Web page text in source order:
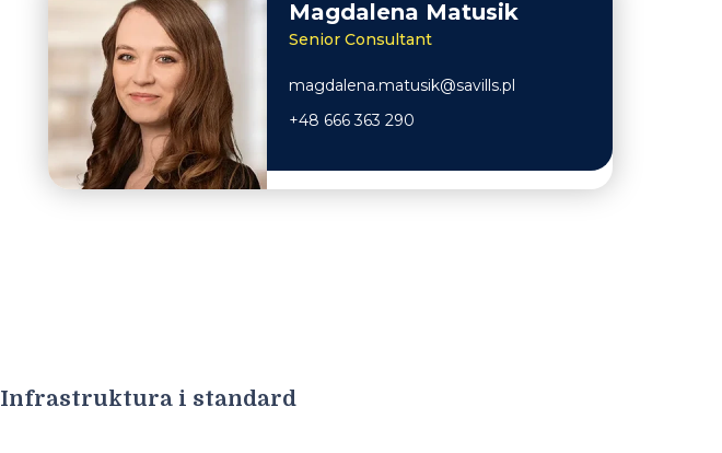
Magdalena Matusik
Senior Consultant
magdalena.matusik@savills.pl
+48 666 363 290
Infrastruktura i standard